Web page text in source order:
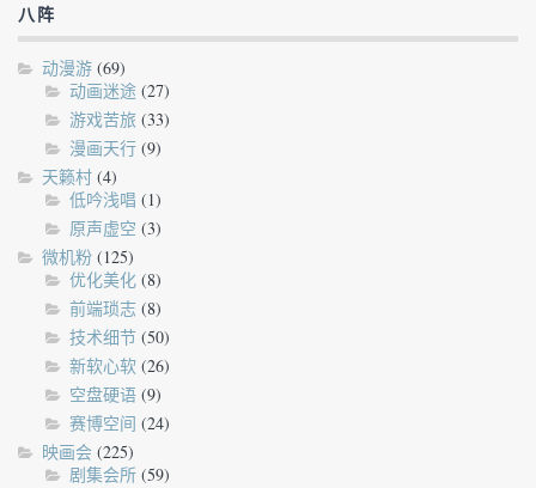
八阵
动漫游 (69)
动画迷途 (27)
游戏苦旅 (33)
漫画天行 (9)
天籁村 (4)
低吟浅唱 (1)
原声虚空 (3)
微机粉 (125)
优化美化 (8)
前端琐志 (8)
技术细节 (50)
新软心软 (26)
空盘硬语 (9)
赛博空间 (24)
映画会 (225)
剧集会所 (59)